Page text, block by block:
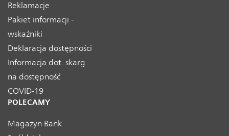
Reklamacje
Pakiet informacji -
wskaźniki
Deklaracja dostępności
Informacja dot. skarg
na dostępność
COVID-19
POLECAMY
Magazyn Bank